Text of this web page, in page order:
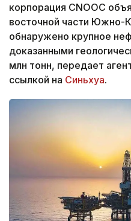
корпорация CNOOC
восточной части Южно-
обнаружено крупное
доказанными
млн тонн, передает
ссылкой на Синьхуа.